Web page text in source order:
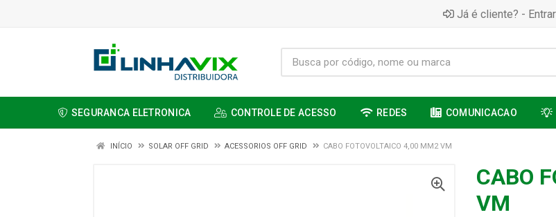
Já é cliente? - Entrar
SEGURANCA ELETRONICA CONTROLE DE ACESSO REDES COMUNICACAO
INÍCIO SOLAR OFF GRID ACESSORIOS OFF GRID CABO FOTOVOLTAICO 4,00 MM2 VM
CABO
VM